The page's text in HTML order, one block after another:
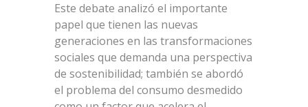
Este debate analizó el importante
papel que tienen las nuevas
generaciones en las transformaciones
sociales que demanda una perspectiva
de sostenibilidad; también se abordó
el problema del consumo desmedido